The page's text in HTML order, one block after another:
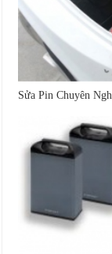
Sửa Pin Chuyên